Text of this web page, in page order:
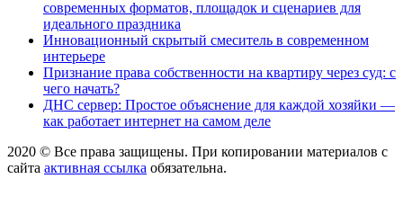
современных форматов, площадок и сценариев для
идеального праздника
Инновационный скрытый смеситель в современном
интерьере
Признание права собственности на квартиру через суд: с
чего начать?
ДНС сервер: Простое объяснение для каждой хозяйки —
как работает интернет на самом деле
2020 © Все права защищены. При копировании материалов с
сайта активная ссылка обязательна.